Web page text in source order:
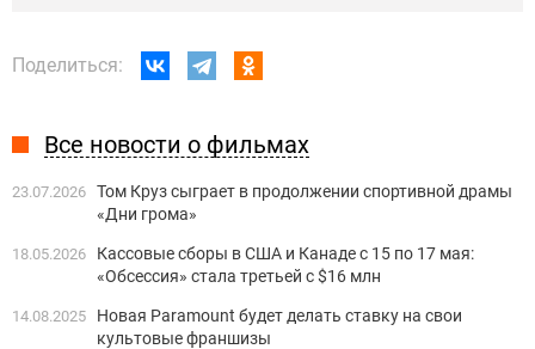
Поделиться:
Все новости о фильмах
23.07.2026 Том Круз сыграет в продолжении спортивной драмы
«Дни грома»
18.05.2026
Кассовые сборы в США и Канаде с 15 по 17 мая:
«Обсессия» стала третьей с $16 млн
14.08.2025
Новая Paramount будет делать ставку на свои
культовые франшизы